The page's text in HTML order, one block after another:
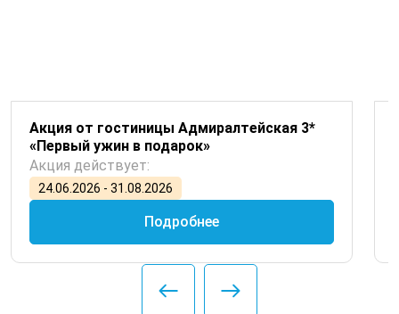
Акция от гостиницы Адмиралтейская 3*
«Первый ужин в подарок»
Акция действует:
24.06.2026 - 31.08.2026
Подробнее